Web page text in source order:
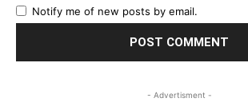
Notify me of new posts by email.
- Advertisment -